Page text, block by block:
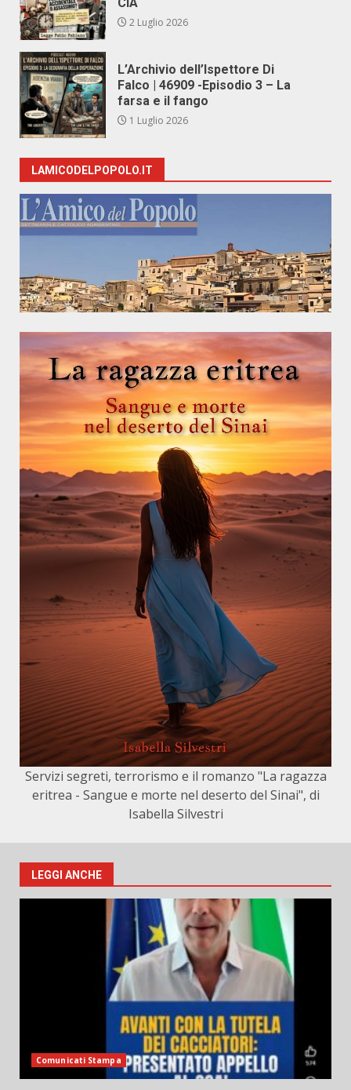
2 Luglio 2026
L’Archivio dell’Ispettore Di
Falco | 46909 -Episodio 3 – La
farsa e il fango
1 Luglio 2026
LAMICODELPOPOLO.IT
Servizi segreti, terrorismo e il romanzo "La ragazza
eritrea - Sangue e morte nel deserto del Sinai", di
Isabella Silvestri
LEGGI ANCHE
Comunicati Stampa